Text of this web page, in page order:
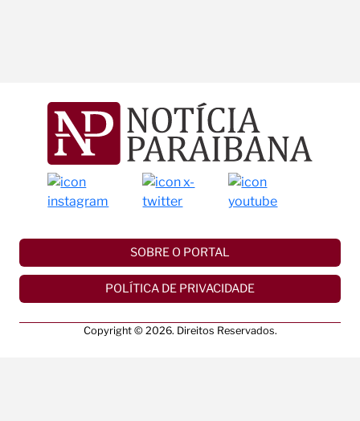
SOBRE O PORTAL
POLÍTICA DE PRIVACIDADE
Copyright © 2026. Direitos Reservados.